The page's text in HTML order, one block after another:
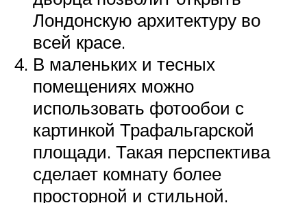
Лондонскую архитектуру во
всей красе.
В маленьких и тесных
помещениях можно
использовать фотообои с
картинкой Трафальгарской
площади. Такая перспектива
сделает комнату более
просторной и стильной.